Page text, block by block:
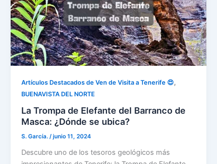
Artículos Destacados de Ven de Visita a Tenerife 😍,
BUENAVISTA DEL NORTE
La Trompa de Elefante del Barranco de
Masca: ¿Dónde se ubica?
S. García./junio 11, 2024
Descubre uno de los tesoros geológicos más